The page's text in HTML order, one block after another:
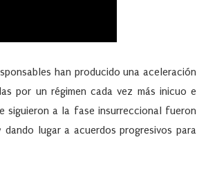
han producido una aceleración
por un régimen cada vez más inicuo e
siguieron a la fase insurreccional fueron
lugar a acuerdos progresivos para